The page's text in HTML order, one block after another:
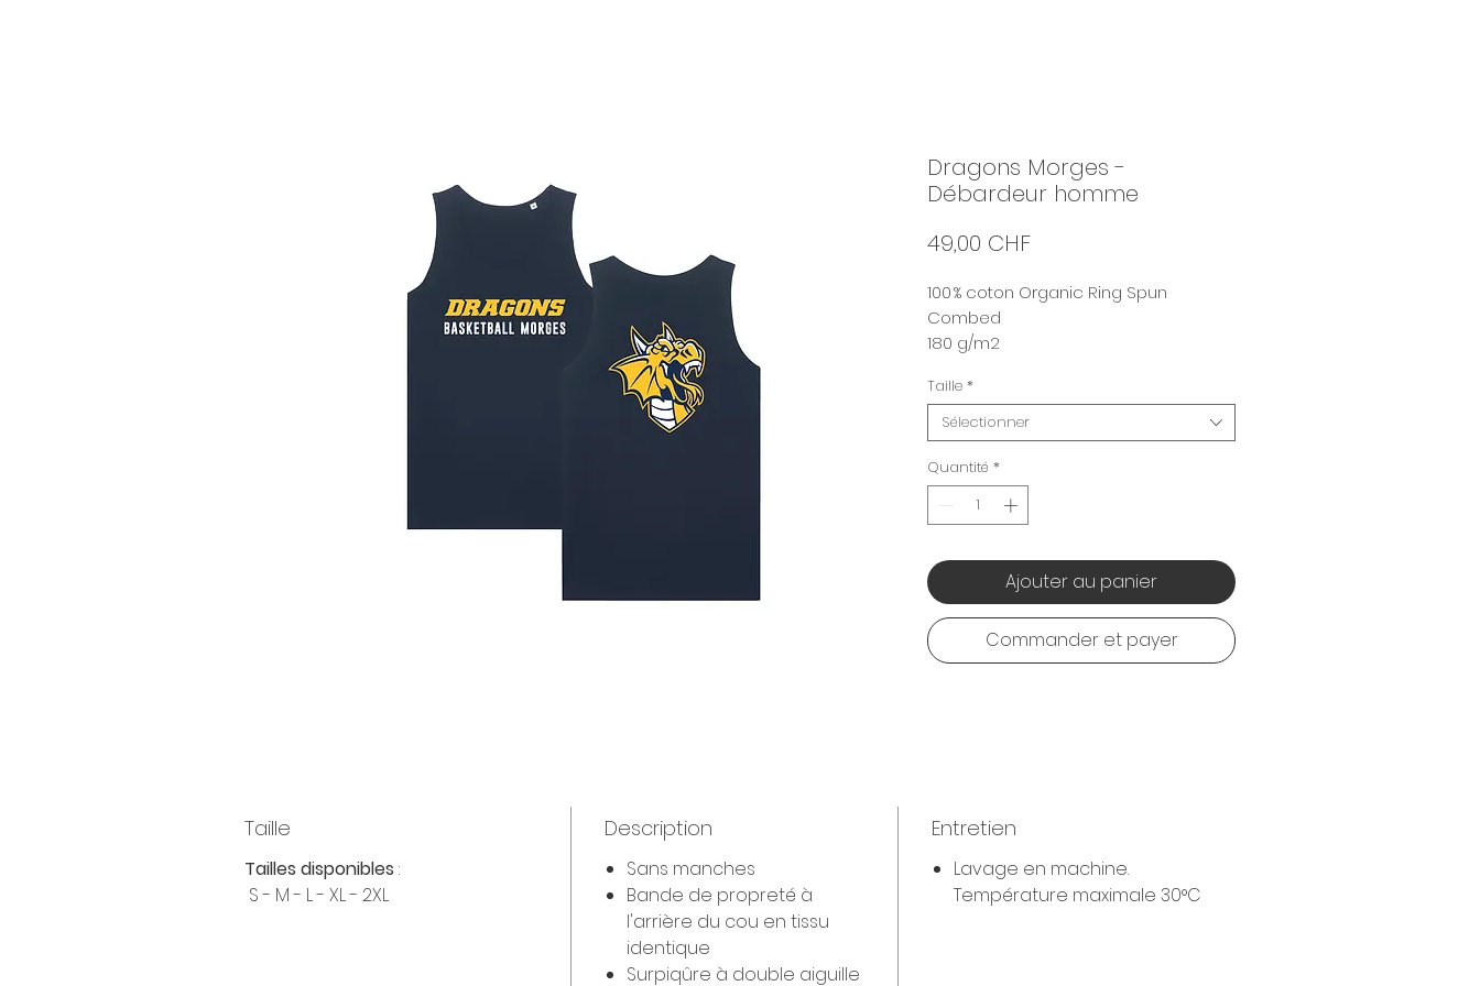
Dragons Morges -
Débardeur homme
49,00 CHFPrix
100 % coton Organic Ring Spun
Combed
180 g/m2
Taille *
Sélectionner
Quantité *
Ajouter au panier
Commander et payer
Taille
Tailles disponibles :
S - M - L - XL - 2XL
Description
Sans manches
Bande de propreté à
l'arrière du cou en tissu
identique
Surpiqûre à double aiguille
Entretien
Lavage en machine.
Température maximale 30°C